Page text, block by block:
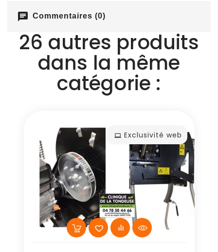
chat Commentaires (0)
26 autres produits
dans la même
catégorie :
Exclusivité web